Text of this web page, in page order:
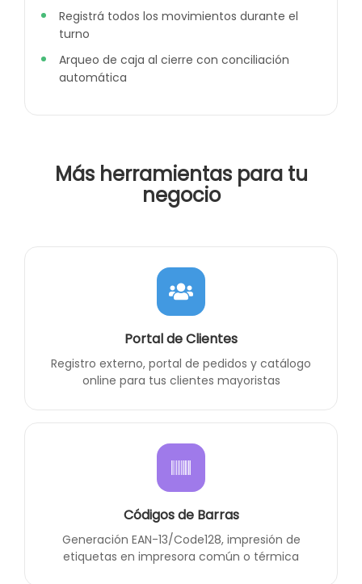
Registrá todos los movimientos durante el
turno
Arqueo de caja al cierre con conciliación
automática
Más herramientas para tu
negocio
Portal de Clientes
Registro externo, portal de pedidos y catálogo
online para tus clientes mayoristas
Códigos de Barras
Generación EAN-13/Code128, impresión de
etiquetas en impresora común o térmica